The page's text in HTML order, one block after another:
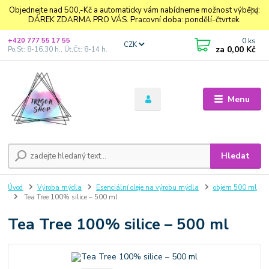
Objednejte nad 500,-Kč a automaticky vám nabídneme možnost výběru:
DÁREK ZDARMA PRO VÁS. Pracovní doba: pondělí-čtvrtek.
Menu
CZK
Hledat
+420 777 55 17 55
Po,St: 8-16.30 h., Út,Čt: 8-14 h.
0 ks
za 0,00 Kč
Úvod Výroba mýdla Esenciální oleje na výrobu mýdla
objem 500 ml
Tea Tree 100% silice – 500 ml
Tea Tree 100% silice – 500 ml